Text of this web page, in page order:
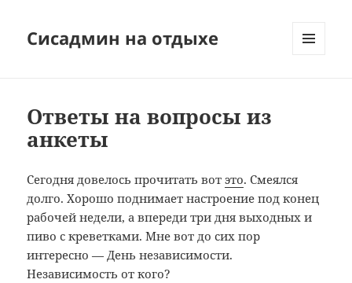
Сисадмин на отдыхе
Ответы на вопросы из
анкеты
Сегодня довелось прочитать вотэто. Смеялся
долго. Хорошо поднимает настроение под конец
рабочей недели, а впереди три дня выходных и
пиво с креветками. Мне вот до сих пор
интересно — День независимости.
Независимость от кого?